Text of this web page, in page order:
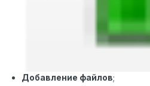
Добавление файлов;